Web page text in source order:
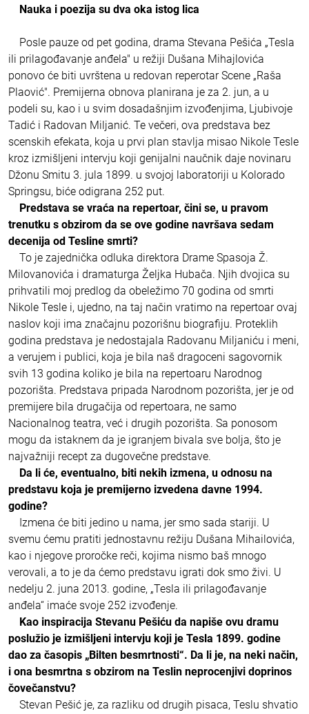
Nauka i poezija su dva oka istog lica
Posle pauze od pet godina, drama Stevana Pešića „Tesla
ili prilagođavanje anđela" u režiji Dušana Mihajlovića
ponovo će biti uvrštena u redovan reperotar Scene „Raša
Plaović". Premijerna obnova planirana je za 2. jun, a u
podeli su, kao i u svim dosadašnjim izvođenjima, Ljubivoje
Tadić i Radovan Miljanić. Te večeri, ova predstava bez
scenskih efekata, koja u prvi plan stavlja misao Nikole Tesle
kroz izmišljeni intervju koji genijalni naučnik daje novinaru
Džonu Smitu 3. jula 1899. u svojoj laboratoriji u Kolorado
Springsu, biće odigrana 252 put.
Predstava se vraća na repertoar, čini se, u pravom
trenutku s obzirom da se ove godine navršava sedam
decenija od Tesline smrti?
To je zajednička odluka direktora Drame Spasoja Ž.
Milovanovića i dramaturga Željka Hubača. Njih dvojica su
prihvatili moj predlog da obeležimo 70 godina od smrti
Nikole Tesle i, ujedno, na taj način vratimo na repertoar ovaj
naslov koji ima značajnu pozorišnu biografiju. Proteklih
godina predstava je nedostajala Radovanu Miljaniću i meni,
a verujem i publici, koja je bila naš dragoceni sagovornik
svih 13 godina koliko je bila na repertoaru Narodnog
pozorišta. Predstava pripada Narodnom pozorišta, jer je od
premijere bila drugačija od repertoara, ne samo
Nacionalnog teatra, već i drugih pozorišta. Sa ponosom
mogu da istaknem da je igranjem bivala sve bolja, što je
najvažniji recept za dugovečne predstave.
Da li će, eventualno, biti nekih izmena, u odnosu na
predstavu koja je premijerno izvedena davne 1994.
godine?
Izmena će biti jedino u nama, jer smo sada stariji. U
svemu ćemu pratiti jednostavnu režiju Dušana Mihailovića,
kao i njegove proročke reči, kojima nismo baš mnogo
verovali, a to je da ćemo predstavu igrati dok smo živi. U
nedelju 2. juna 2013. godine, „Tesla ili prilagođavanje
anđela“ imaće svoje 252 izvođenje.
Kao inspiracija Stevanu Pešiću da napiše ovu dramu
poslužio je izmišljeni intervju koji je Tesla 1899. godine
dao za časopis „Bilten besmrtnosti“. Da li je, na neki način,
i ona besmrtna s obzirom na Teslin neprocenjivi doprinos
čovečanstvu?
Stevan Pešić je, za razliku od drugih pisaca, Teslu shvatio